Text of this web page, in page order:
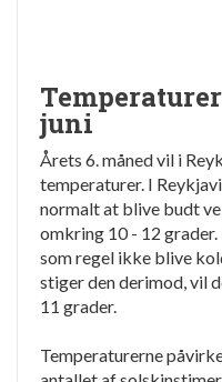
juni
Årets 6. måned vil i
temperaturer. I
normalt at blive budt
omkring 10 - 12
som regel ikke blive
stiger den derimod, vil
11 grader.
Temperaturerne